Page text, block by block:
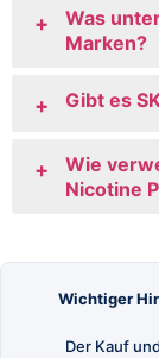
+
Was
Marken?
+ Gibt es
+
Wie
Nicotine
Wichtiger
Der Kauf